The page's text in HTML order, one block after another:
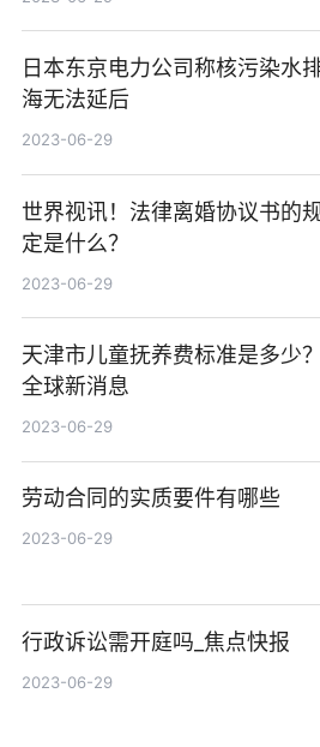
日本东京电力公司称核污染水
海无法延后
2023-06-29
世界视讯！法律离婚协议书的
定是什么？
2023-06-29
天津市儿童抚养费标准是多少？_
全球新消息
2023-06-29
劳动合同的实质要件有哪些
2023-06-29
行政诉讼需开庭吗_焦点快报
2023-06-29